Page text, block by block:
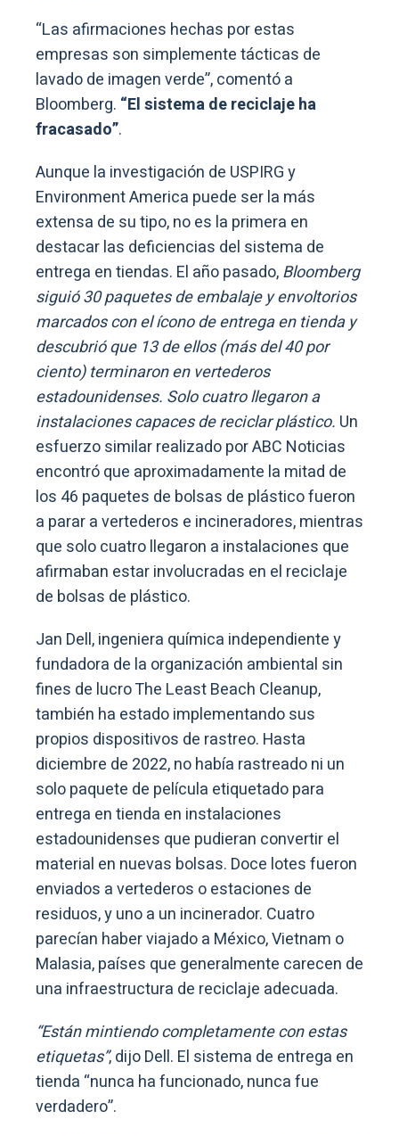
“Las afirmaciones hechas por estas
empresas son simplemente tácticas de
lavado de imagen verde”, comentó a
Bloomberg. “El sistema de reciclaje ha
fracasado”.
Aunque la investigación de USPIRG y
Environment America puede ser la más
extensa de su tipo, no es la primera en
destacar las deficiencias del sistema de
entrega en tiendas. El año pasado,Bloomberg
siguió 30 paquetes de embalaje y envoltorios
marcados con el ícono de entrega en tienda y
descubrió que 13 de ellos (más del 40 por
ciento) terminaron en vertederos
estadounidenses. Solo cuatro llegaron a
instalaciones capaces de reciclar plástico. Un
esfuerzo similar realizado por ABC Noticias
encontró que aproximadamente la mitad de
los 46 paquetes de bolsas de plástico fueron
a parar a vertederos e incineradores, mientras
que solo cuatro llegaron a instalaciones que
afirmaban estar involucradas en el reciclaje
de bolsas de plástico.
Jan Dell, ingeniera química independiente y
fundadora de la organización ambiental sin
fines de lucro The Least Beach Cleanup,
también ha estado implementando sus
propios dispositivos de rastreo. Hasta
diciembre de 2022, no había rastreado ni un
solo paquete de película etiquetado para
entrega en tienda en instalaciones
estadounidenses que pudieran convertir el
material en nuevas bolsas. Doce lotes fueron
enviados a vertederos o estaciones de
residuos, y uno a un incinerador. Cuatro
parecían haber viajado a México, Vietnam o
Malasia, países que generalmente carecen de
una infraestructura de reciclaje adecuada.
“Están mintiendo completamente con estas
etiquetas”, dijo Dell. El sistema de entrega en
tienda “nunca ha funcionado, nunca fue
verdadero”.